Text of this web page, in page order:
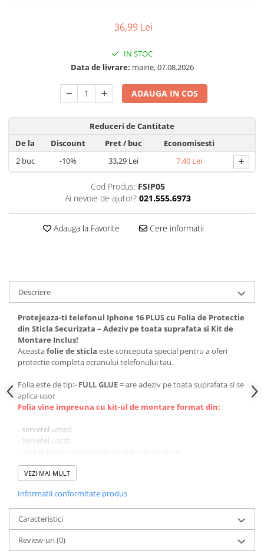
Pachete Husă + Folie
36,99 Lei
IN STOC
Data de livrare: maine, 07.08.2026
ADAUGA IN COS
Reduceri de Cantitate
De la
Discount Pret/ buc
Economisesti
2buc -10% 33,29 Lei 7,40 Lei +
Cod Produs: FSIP05
Ai nevoie de ajutor? 021.555.6973
Adauga la Favorite Cere informatii
Descriere
Protejeaza-ti telefonul Iphone 16 PLUS cu Folia de Protectie
din Sticla Securizata – Adeziv pe toata suprafata si Kit de
Montare Inclus!
Aceastafolie de sticla este conceputa special pentru a oferi
protectie completa ecranului telefonului tau.
Folia este de tip:- FULL GLUE= are adeziv pe toata suprafata si se
aplica usor
Folia vine impreuna cu kit-ul de montare format din:
- servetel umed
- servetel uscat
VEZI MAI MULT
Informatii conformitate produs
Caracteristici
Review-uri(0)